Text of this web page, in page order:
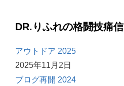
DR.りふれの格闘技痛信
アウトドア 2025
2025年11月2日
ブログ再開 2024